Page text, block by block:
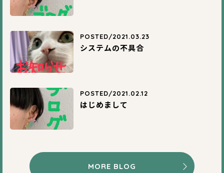
POSTED/2021.03.23
システムの不具合
POSTED/2021.02.12
はじめまして
MORE BLOG